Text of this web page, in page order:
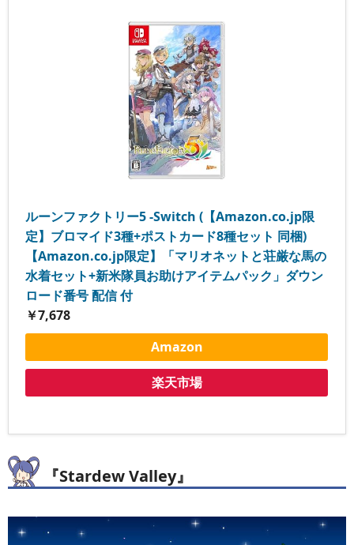
ルーンファクトリー5 -Switch (【Amazon.co.jp限
定】ブロマイド3種+ポストカード8種セット 同梱)
【Amazon.co.jp限定】「マリオネットと荘厳な馬の
水着セット+新米隊員お助けアイテムパック」ダウン
ロード番号 配信 付
￥7,678
Amazon
楽天市場
『Stardew Valley』